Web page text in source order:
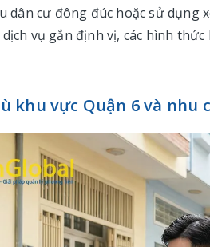
dân cư đông đúc hoặc sử dụng
vụ gắn định vị, các hình
khu vực Quận 6 và nhu